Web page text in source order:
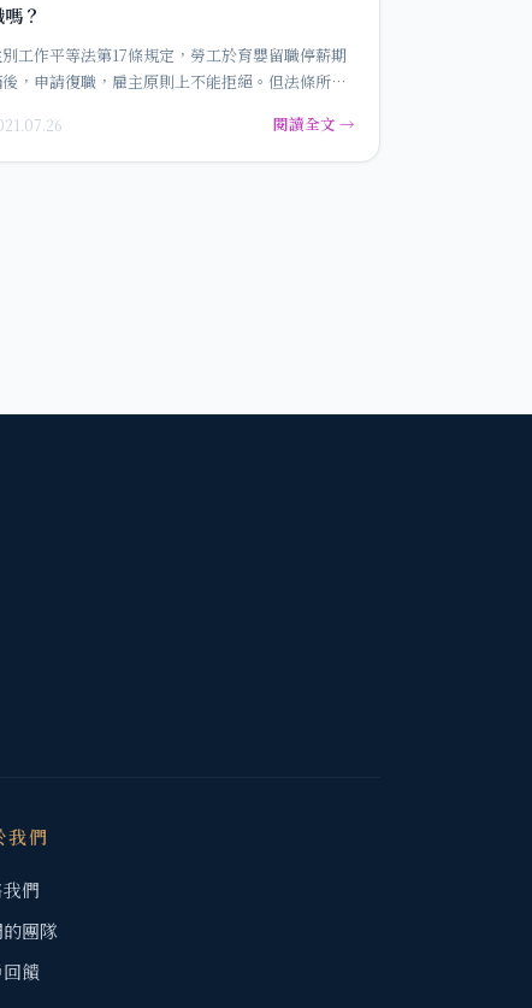
？
工作平等法第17條規定，勞工於育嬰留職停薪期
，申請復職，雇主原則上不能拒絕。但法條所稱
閱讀全文 →
我們
們
團隊
饋